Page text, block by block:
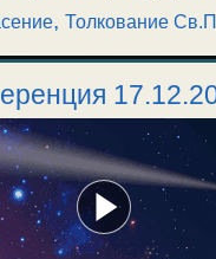
, Толкование